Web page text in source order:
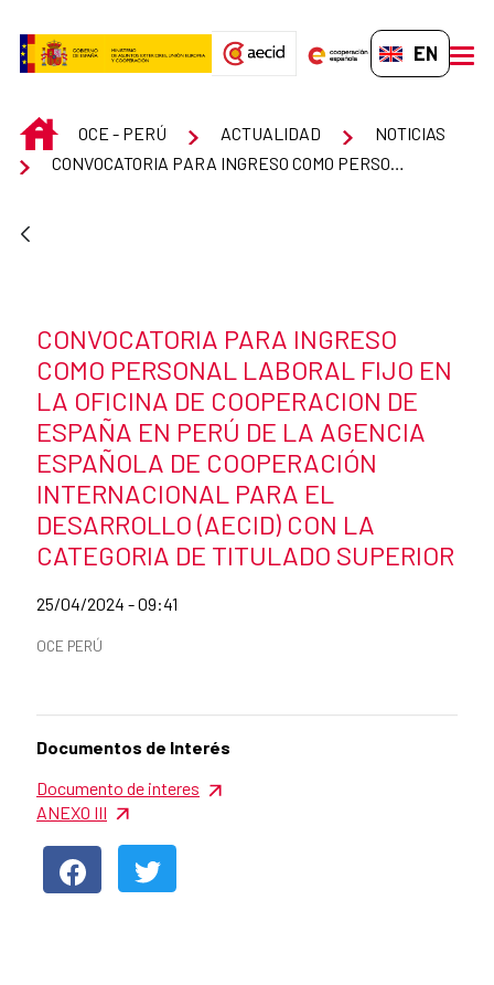
EN-GB
INICIOOCE - PERÚ ACTUALIDAD
NOTICIAS
News title
CONVOCATORIA PARA INGRESO
COMO PERSONAL LABORAL FIJO EN
LA OFICINA DE COOPERACION DE
ESPAÑA EN PERÚ DE LA AGENCIA
ESPAÑOLA DE COOPERACIÓN
INTERNACIONAL PARA EL
DESARROLLO (AECID) CON LA
CATEGORIA DE TITULADO SUPERIOR
Date of publication of the news item
25/04/2024 - 09:41
News categories
OCE PERÚ
News content
Documentos de Interés
Documento de interes
ANEXO III